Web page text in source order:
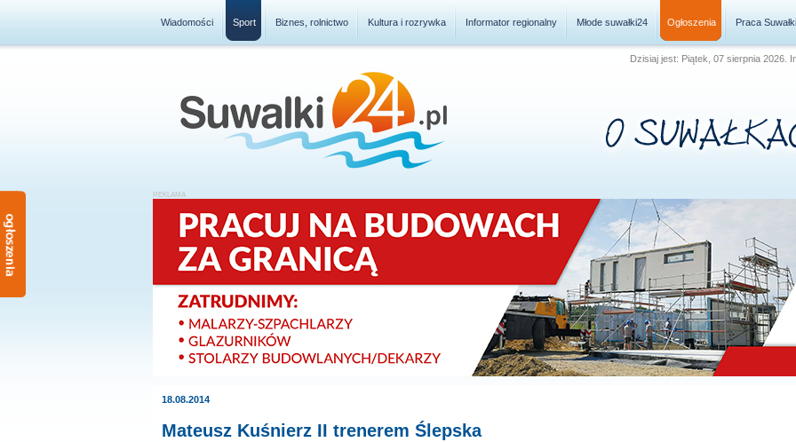
Wiadomości Sport Biznes, rolnictwo Kultura i rozrywka Informator regionalny Młode suwałki24 Ogłoszenia Praca Suwałki
Dzisiaj jest: Piątek, 07 sierpnia 2026.
18.08.2014
Mateusz Kuśnierz II trenerem Ślepska